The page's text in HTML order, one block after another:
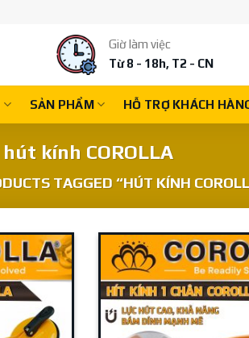
Giờ làm việc
Từ 8 - 18h, T2 - CN
SẢN PHẨM HỖ TRỢ KHÁCH
hút kính COROLLA
TAGGED “HÚT KÍNH